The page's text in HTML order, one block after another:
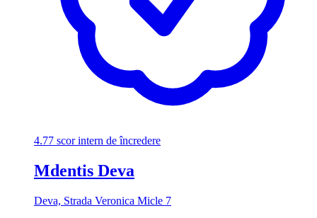
4.77 scor intern de încredere
Mdentis Deva
Deva, Strada Veronica Micle 7